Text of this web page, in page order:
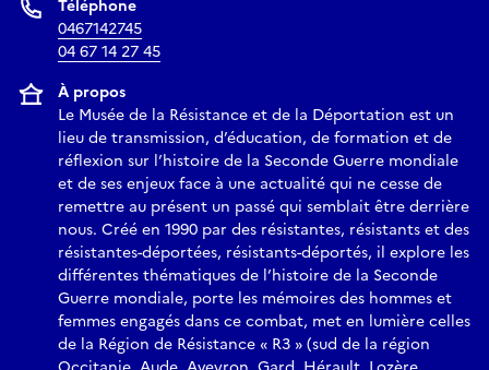
Téléphone
0467142745
04 67 14 27 45
À propos
Le Musée de la Résistance et de la Déportation est un
lieu de transmission, d’éducation, de formation et de
réflexion sur l’histoire de la Seconde Guerre mondiale
et de ses enjeux face à une actualité qui ne cesse de
remettre au présent un passé qui semblait être derrière
nous. Créé en 1990 par des résistantes, résistants et des
résistantes-déportées, résistants-déportés, il explore les
différentes thématiques de l’histoire de la Seconde
Guerre mondiale, porte les mémoires des hommes et
femmes engagés dans ce combat, met en lumière celles
de la Région de Résistance « R3 » (sud de la région